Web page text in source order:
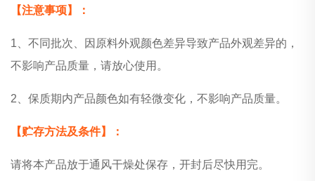
【注意事项】：
1、不同批次、因原料外观颜色差异导致产品外观差异的，
不影响产品质量，请放心使用。
2、保质期内产品颜色如有轻微变化，不影响产品质量。
【贮存方法及条件】：
请将本产品放于通风干燥处保存，开封后尽快用完。